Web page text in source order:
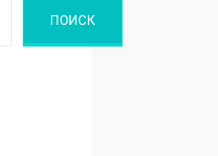
ПОИСК